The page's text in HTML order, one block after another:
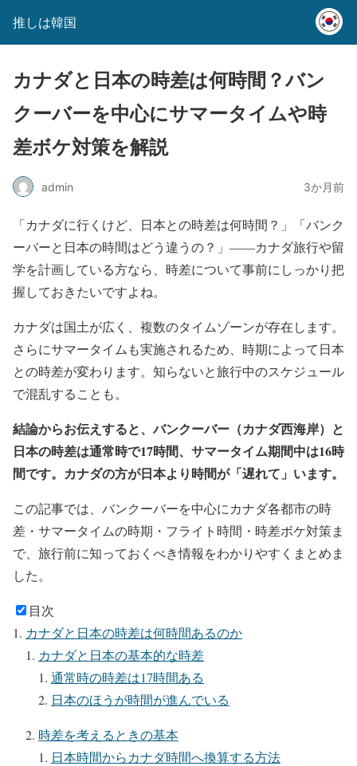
推しは韓国
カナダと日本の時差は何時間？バン
クーバーを中心にサマータイムや時
差ボケ対策を解説
admin 3か月前
「カナダに行くけど、日本との時差は何時間？」「バンク
ーバーと日本の時間はどう違うの？」——カナダ旅行や留
学を計画している方なら、時差について事前にしっかり把
握しておきたいですよね。
カナダは国土が広く、複数のタイムゾーンが存在します。
さらにサマータイムも実施されるため、時期によって日本
との時差が変わります。知らないと旅行中のスケジュール
で混乱することも。
結論からお伝えすると、バンクーバー（カナダ西海岸）と
日本の時差は通常時で17時間、サマータイム期間中は16時
間です。カナダの方が日本より時間が「遅れて」います。
この記事では、バンクーバーを中心にカナダ各都市の時
差・サマータイムの時期・フライト時間・時差ボケ対策ま
で、旅行前に知っておくべき情報をわかりやすくまとめま
した。
目次
カナダと日本の時差は何時間あるのか
カナダと日本の基本的な時差
通常時の時差は17時間ある
日本のほうが時間が進んでいる
時差を考えるときの基本
日本時間からカナダ時間へ換算する方法